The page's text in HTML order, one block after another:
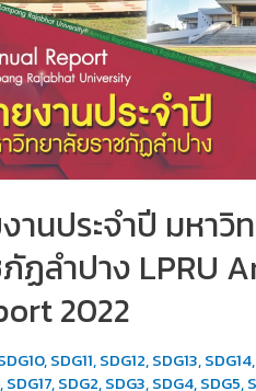
านประจำปี มหาวิ
ฏลำปาง LPRU
2022
,SDG11,SDG12,SDG13,SDG14,
,SDG17,SDG2,SDG3,SDG4,SDG5,